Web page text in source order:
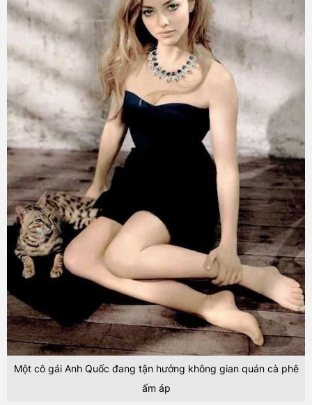
Một cô gái Anh Quốc đang tận hưởng không gian quán cà phê
ấm áp